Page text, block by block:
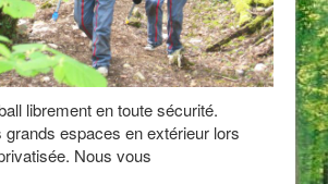
librement en toute sécurité.
grands espaces en extérieur lors
Nous vous